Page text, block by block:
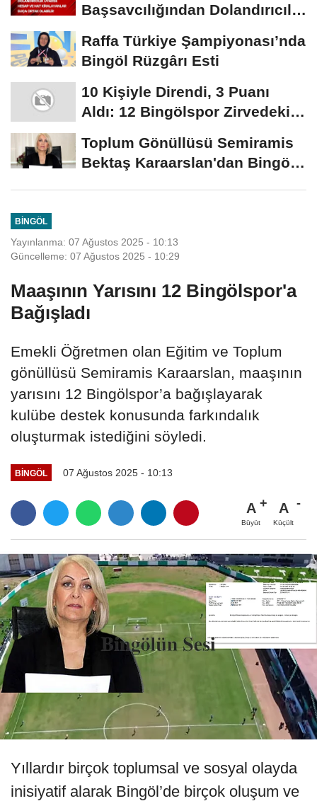
Başsavcılığından Dolandırıcılık
Raffa Türkiye Şampiyonası’nda
Bingöl Rüzgârı Esti
10 Kişiyle Direndi, 3 Puanı
Aldı: 12 Bingölspor Zirvedeki
Toplum Gönüllüsü Semiramis
Bektaş Karaarslan'dan Bingöl
BINGÖL
Yayınlanma: 07 Ağustos 2025 - 10:13
Güncelleme: 07 Ağustos 2025 - 10:29
Maaşının Yarısını 12 Bingölspor'a
Bağışladı
Emekli Öğretmen olan Eğitim ve Toplum
gönüllüsü Semiramis Karaarslan, maaşının
yarısını 12 Bingölspor’a bağışlayarak
kulübe destek konusunda farkındalık
oluşturmak istediğini söyledi.
BINGÖL 07 Ağustos 2025 - 10:13
A
Büyüt
A
Küçült
Yıllardır birçok toplumsal ve sosyal olayda
inisiyatif alarak Bingöl’de birçok oluşum ve